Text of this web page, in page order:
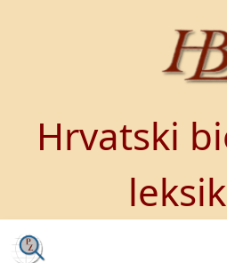
Hrvatski